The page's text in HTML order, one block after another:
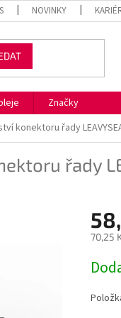
NOVINKY
Značky
konektoru řady
řady
70,25
cena: